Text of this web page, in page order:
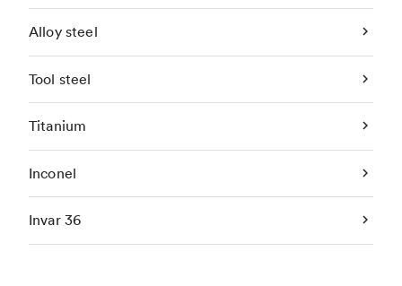
Alloy steel
Tool steel
Titanium
Inconel
Invar 36